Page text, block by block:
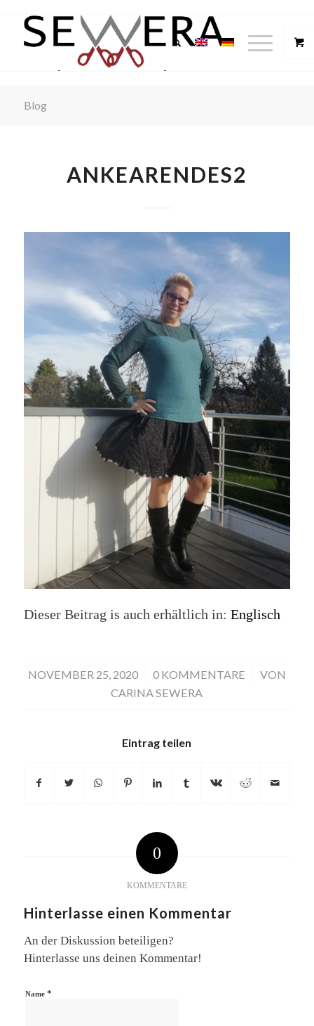
Blog
ANKEARENDES2
Dieser Beitrag is auch erhältlich in: Englisch
NOVEMBER 25, 2020
/ 0 KOMMENTARE
/
VON
CARINA SEWERA
Eintrag teilen
0
KOMMENTARE
Hinterlasse einen Kommentar
An der Diskussion beteiligen?
Hinterlasse uns deinen Kommentar!
Name *